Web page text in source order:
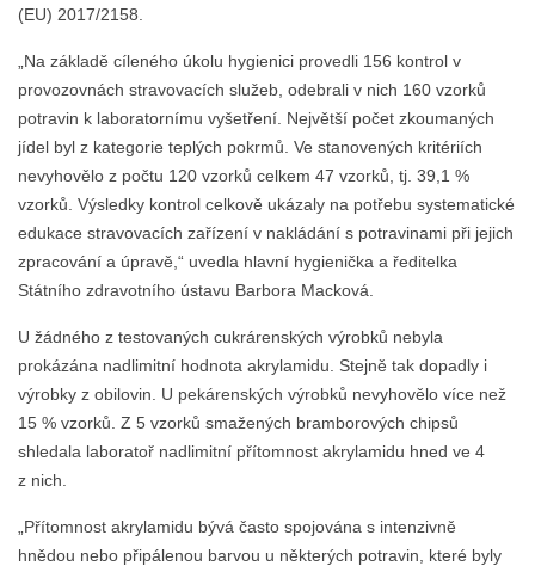
(EU) 2017/2158.
„Na základě cíleného úkolu hygienici provedli 156 kontrol v
provozovnách stravovacích služeb, odebrali v nich 160 vzorků
potravin k laboratornímu vyšetření. Největší počet zkoumaných
jídel byl z kategorie teplých pokrmů. Ve stanovených kritériích
nevyhovělo z počtu 120 vzorků celkem 47 vzorků, tj. 39,1 %
vzorků. Výsledky kontrol celkově ukázaly na potřebu systematické
edukace stravovacích zařízení v nakládání s potravinami při jejich
zpracování a úpravě,“ uvedla hlavní hygienička a ředitelka
Státního zdravotního ústavu Barbora Macková.
U žádného z testovaných cukrárenských výrobků nebyla
prokázána nadlimitní hodnota akrylamidu. Stejně tak dopadly i
výrobky z obilovin. U pekárenských výrobků nevyhovělo více než
15 % vzorků. Z 5 vzorků smažených bramborových chipsů
shledala laboratoř nadlimitní přítomnost akrylamidu hned ve 4
z nich.
„Přítomnost akrylamidu bývá často spojována s intenzivně
hnědou nebo připálenou barvou u některých potravin, které byly